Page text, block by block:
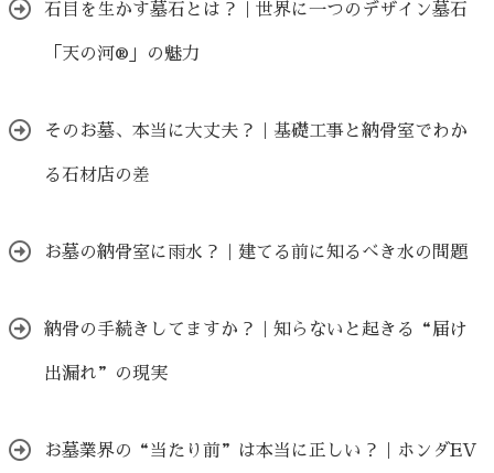
石目を生かす墓石とは？｜世界に一つのデザイン墓石
「天の河®」の魅力
そのお墓、本当に大丈夫？｜基礎工事と納骨室でわか
る石材店の差
お墓の納骨室に雨水？｜建てる前に知るべき水の問題
納骨の手続きしてますか？｜知らないと起きる“届け
出漏れ”の現実
お墓業界の“当たり前”は本当に正しい？｜ホンダEV